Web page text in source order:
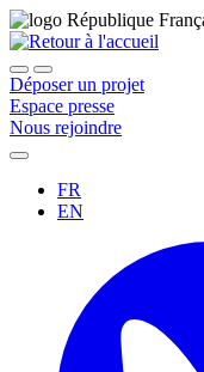
Déposer un projet
Espace presse
Nous rejoindre
FR
EN